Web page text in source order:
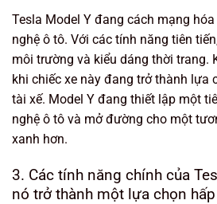
Tesla Model Y đang cách mạng
nghệ ô tô. Với các tính năng tiên
môi trường và kiểu dáng thời trang.
khi chiếc xe này đang trở thành lựa
tài xế. Model Y đang thiết lập một
nghệ ô tô và mở đường cho một
xanh hơn.
3. Các tính năng chính của
nó trở thành một lựa chọn